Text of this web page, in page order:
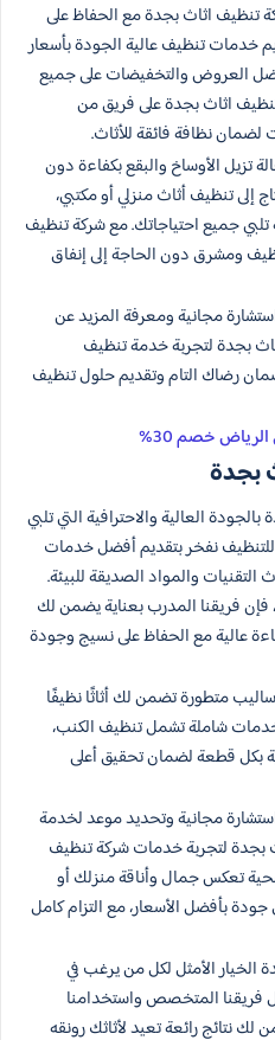
تنظيف اثاث بجدة مع الحفاظ على
خدمات تنظيف عالية الجودة بأسعار
العروض والتخفيضات على جميع
اثاث بجدة على فريق من
لضمان نظافة فائقة للأثاث.
تزيل الأوساخ والبقع بكفاءة دون
إلى تنظيف أثاث منزلي أو مكتبي،
جميع احتياجاتك. مع شركة تنظيف
ومشرق دون الحاجة إلى إنفاق
مجانية ومعرفة المزيد عن
بجدة لتجربة خدمة تنظيف
رضاك التام وتقديم حلول تنظيف
خصم 30%
بجدة
العالية والاحترافية التي تلبي
نفخر بتقديم أفضل خدمات
والمواد الصديقة للبيئة.
فإن فريقنا المدرب بعناية يضمن لك
عالية مع الحفاظ على نسيج وجودة
متطورة تضمن لك أثاثًا نظيفًا
شاملة تشمل تنظيف الكنب،
بكل قطعة لضمان تحقيق أعلى
مجانية وتحديد موعد لخدمة
بجدة لتجربة خدمات شركة تنظيف
تعكس جمال وأناقة منزلك أو
بأفضل الأسعار، مع التزام كامل
الخيار الأمثل لكل من يرغب في
فريقنا المتخصص واستخدامنا
لك نتائج رائعة تعيد لأثاثك رونقه